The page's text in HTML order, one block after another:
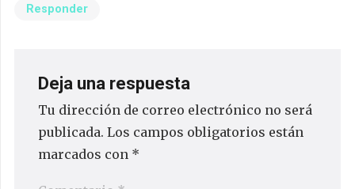
Responder
Deja una respuesta
Tu dirección de correo electrónico no será
publicada. Los campos obligatorios están
marcados con *